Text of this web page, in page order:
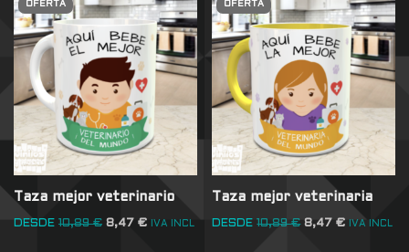
OFERTA
Taza mejor veterinario
DESDE 10,89€ 8,47 € IVA INCL
OFERTA
Taza mejor veterinaria
DESDE 10,89€ 8,47€ IVA INCL